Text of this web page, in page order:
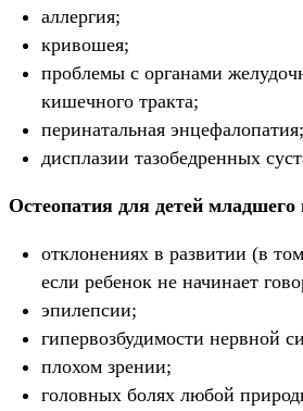
аллергия;
кривошея;
проблемы с органами
кишечного тракта;
перинатальная энцефалопатия;
дисплазии тазобедренных
Остеопатия для детей младшего
отклонениях в развитии (в
если ребенок не начинает
эпилепсии;
гипервозбудимости нервной
плохом зрении;
головных болях любой